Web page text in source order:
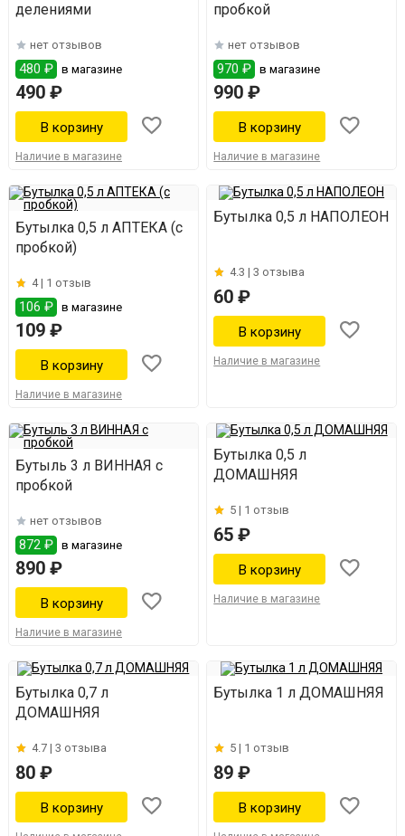
делениями
нет отзывов
480 ₽ в магазине
490 ₽
Наличие в магазине
пробкой
нет отзывов
970 ₽ в магазине
990 ₽
Наличие в магазине
Бутылка 0,5 л АПТЕКА (с
пробкой)
4 | 1 отзыв
106 ₽ в магазине
109 ₽
Наличие в магазине
Бутылка 0,5 л НАПОЛЕОН
4.3 |3 отзыва
60 ₽
Наличие в магазине
Бутыль 3 л ВИННАЯ с
пробкой
нет отзывов
872 ₽ в магазине
890 ₽
Наличие в магазине
Бутылка 0,5 л
ДОМАШНЯЯ
5 | 1 отзыв
65 ₽
Наличие в магазине
Бутылка 0,7 л
ДОМАШНЯЯ
4.7 | 3 отзыва
80 ₽
Бутылка 1 л ДОМАШНЯЯ
5 | 1 отзыв
89 ₽